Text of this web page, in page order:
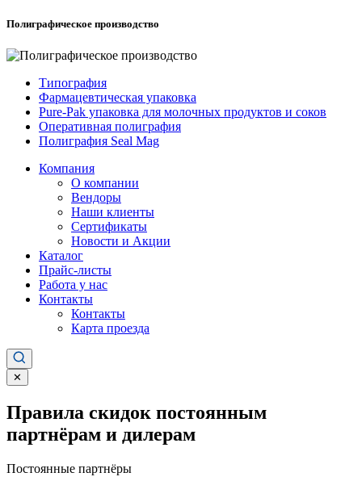
Полиграфическое производство
Типография
Фармацевтическая упаковка
Pure-Pak упаковка для молочных продуктов и соков
Оперативная полиграфия
Полиграфия Seal Mag
Компания
О компании
Вендоры
Наши клиенты
Сертификаты
Новости и Акции
Каталог
Прайс-листы
Работа у нас
Контакты
Контакты
Карта проезда
✕
Правила скидок постоянным
партнёрам и дилерам
Постоянные партнёры